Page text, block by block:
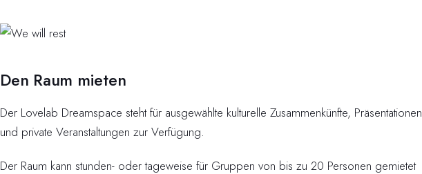
Den Raum mieten
Der Lovelab Dreamspace steht für ausgewählte kulturelle Zusammenkünfte, Präsentationen
und private Veranstaltungen zur Verfügung.
Der Raum kann stunden- oder tageweise für Gruppen von bis zu 20 Personen gemietet